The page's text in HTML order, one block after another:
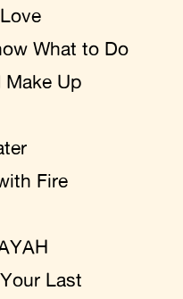
What to Do
Make Up
Fire
Last